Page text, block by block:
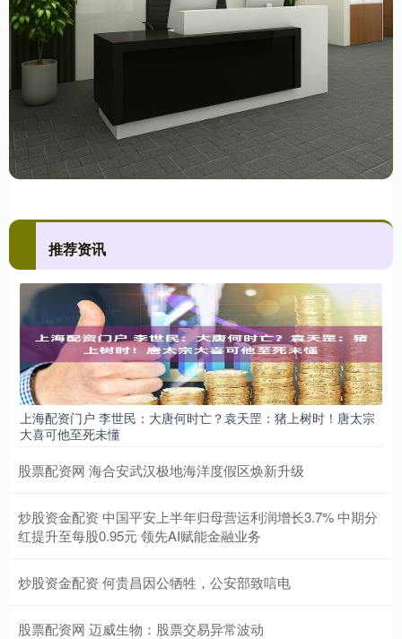
推荐资讯
上海配资门户 李世民：大唐何时亡？袁天罡：猪上树时！唐太宗
大喜可他至死未懂
股票配资网 海合安武汉极地海洋度假区焕新升级
炒股资金配资 中国平安上半年归母营运利润增长3.7% 中期分
红提升至每股0.95元 领先AI赋能金融业务
炒股资金配资 何贵昌因公牺牲，公安部致唁电
股票配资网 迈威生物：股票交易异常波动